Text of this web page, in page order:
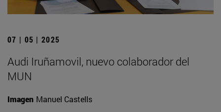
07 | 05 | 2025
Audi Iruñamovil, nuevo colaborador del
MUN
Imagen Manuel Castells